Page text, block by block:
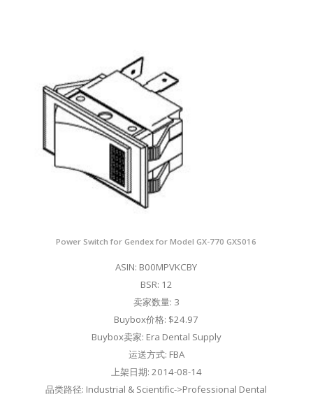
Power Switch for Gendex for Model GX-770 GXS016
ASIN: B00MPVKCBY
BSR: 12
卖家数量: 3
Buybox价格: $24.97
Buybox卖家: Era Dental Supply
运送方式: FBA
上架日期: 2014-08-14
品类路径: Industrial & Scientific->Professional Dental